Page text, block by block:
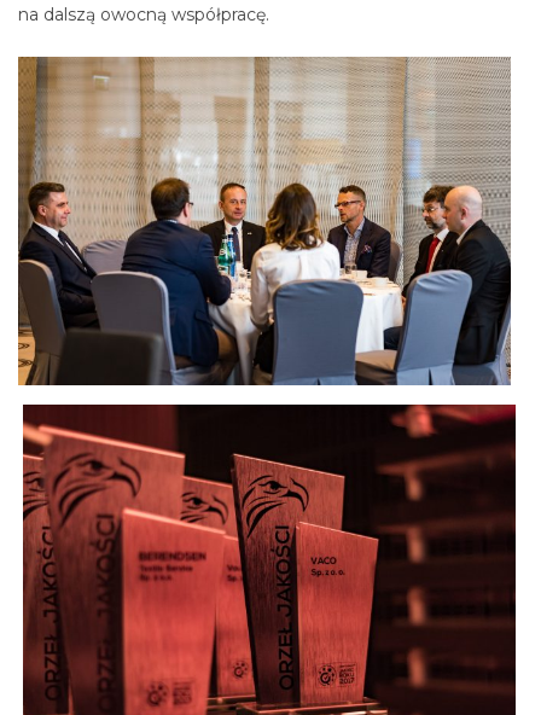
na dalszą owocną współpracę.